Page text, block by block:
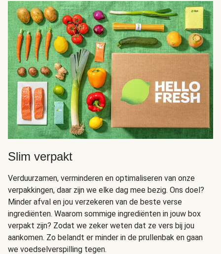
Slim verpakt
Verduurzamen, verminderen en optimaliseren van onze
verpakkingen, daar zijn we elke dag mee bezig. Ons doel?
Minder afval en jou verzekeren van de beste verse
ingrediënten. Waarom sommige ingrediënten in jouw box
verpakt zijn? Zodat we zeker weten dat ze vers bij jou
aankomen. Zo belandt er minder in de prullenbak en gaan
we voedselverspilling tegen.